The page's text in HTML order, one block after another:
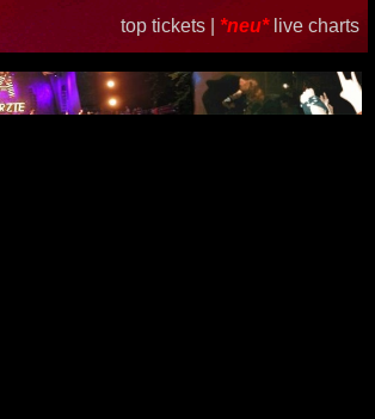
top tickets | *neu* live charts